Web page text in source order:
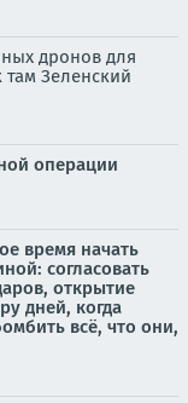
дронов для
Зеленский
операции
время начать
согласовать
открытие
дней, когда
всё, что они,